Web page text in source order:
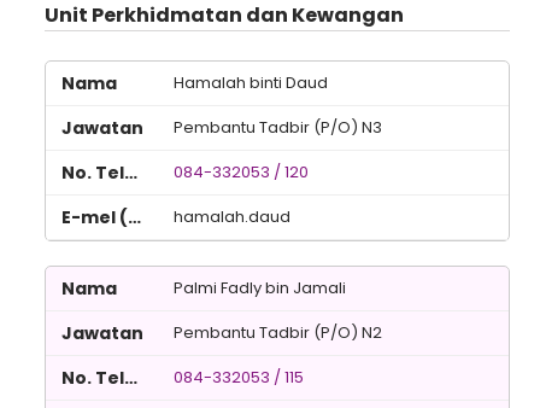
Unit Perkhidmatan dan Kewangan
Hamalah binti Daud
Pembantu Tadbir (P/O) N3
084-332053 / 120
hamalah.daud
Palmi Fadly bin Jamali
Pembantu Tadbir (P/O) N2
084-332053 / 115